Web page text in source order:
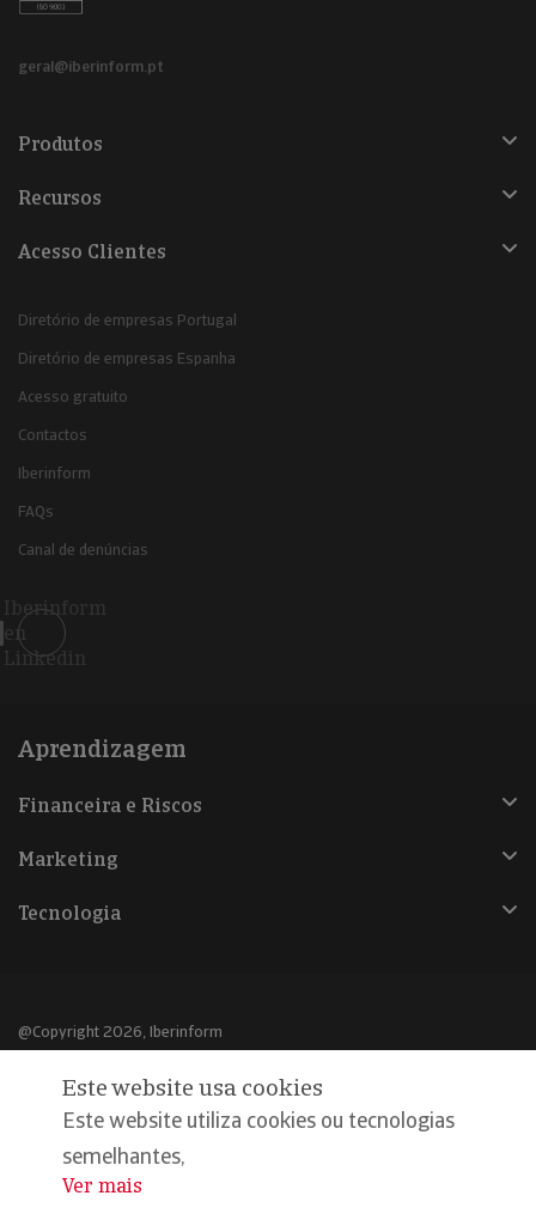
geral@iberinform.pt
Produtos
Recursos
Acesso Clientes
Diretório de empresas Portugal
Diretório de empresas Espanha
Acesso gratuito
Contactos
Iberinform
FAQs
Canal de denúncias
Iberinform
en
Linkedin
Aprendizagem
Financeira e Riscos
Marketing
Tecnologia
@Copyright 2026, Iberinform
Aviso legal
Política de cookies
Declaração de privacidade
Este website usa cookies
Este website utiliza cookies ou tecnologias
semelhantes,
...
Ver mais